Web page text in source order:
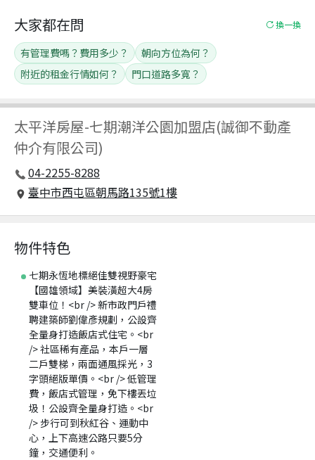
太平洋房屋-七期潮洋公園加盟店(誠御不動產
仲介有限公司)
04-2255-8288
臺中市西屯區朝馬路135號1樓
大家都在問 換一換
有管理費嗎？費用多少？
朝向方位為何？
附近的租金行情如何？
門口道路多寬？
物件特色
七期永恆地標絕佳雙視野豪宅
【國雄領域】美裝潢超大4房
雙車位！<br /> 新市政門戶禮
聘建築師劉偉彥規劃，公設齊
全量身打造飯店式住宅。<br
/> 社區稀有產品，本戶一層
二戶雙梯，兩面通風採光，3
字頭絕版單價。<br /> 低管理
費，飯店式管理，免下樓丟垃
圾！公設齊全量身打造。<br
/> 步行可到秋紅谷、運動中
心，上下高速公路只要5分
鐘，交通便利。